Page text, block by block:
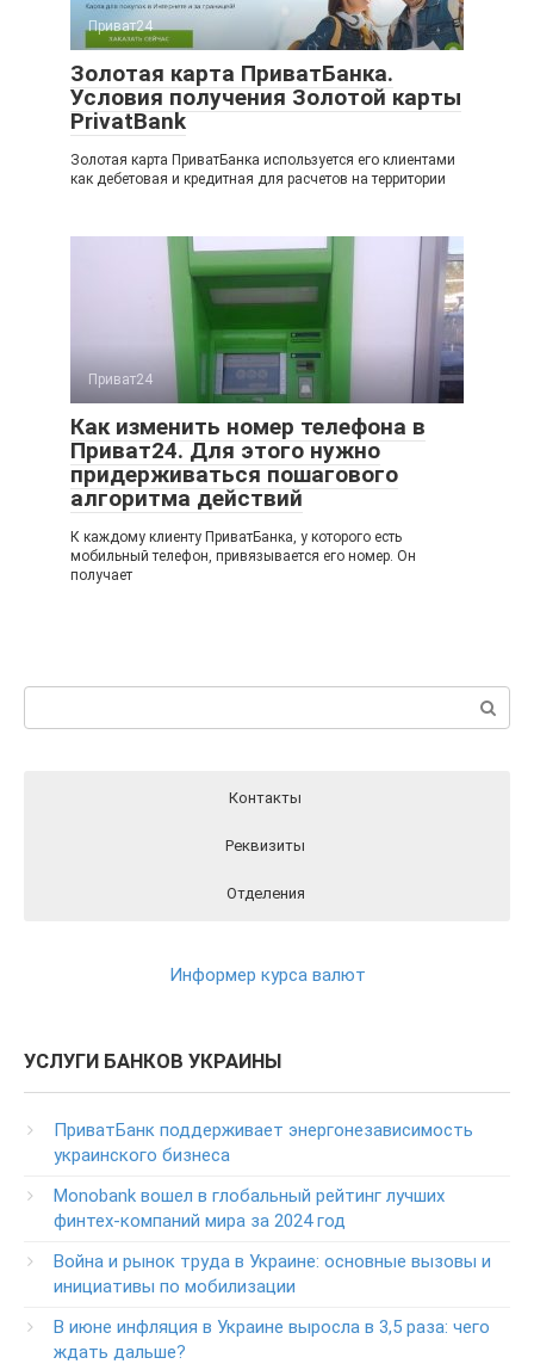
Приват24
Золотая карта ПриватБанка.
Условия получения Золотой карты
PrivatBank
Золотая карта ПриватБанка используется его клиентами
как дебетовая и кредитная для расчетов на территории
Приват24
Как изменить номер телефона в
Приват24. Для этого нужно
придерживаться пошагового
алгоритма действий
К каждому клиенту ПриватБанка, у которого есть
мобильный телефон, привязывается его номер. Он
получает
Контакты
Реквизиты
Отделения
Круглосуточный телефон поддержки клиентов
+38-056-716-11-31
клиентов ПриватБанка
Колл центр: 3700
Круглосуточный телефон поддержки VIP­-клиентов
ПриватБанка
+38-056-716-12-12
+38-073-900-00-02
Информер курса валют
УСЛУГИ БАНКОВ УКРАИНЫ
ПриватБанк поддерживает энергонезависимость
украинского бизнеса
Monobank вошел в глобальный рейтинг лучших
финтех-компаний мира за 2024 год
Война и рынок труда в Украине: основные вызовы и
инициативы по мобилизации
В июне инфляция в Украине выросла в 3,5 раза: чего
ждать дальше?